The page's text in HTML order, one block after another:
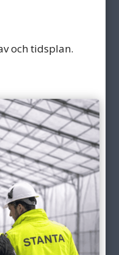
och tidsplan.